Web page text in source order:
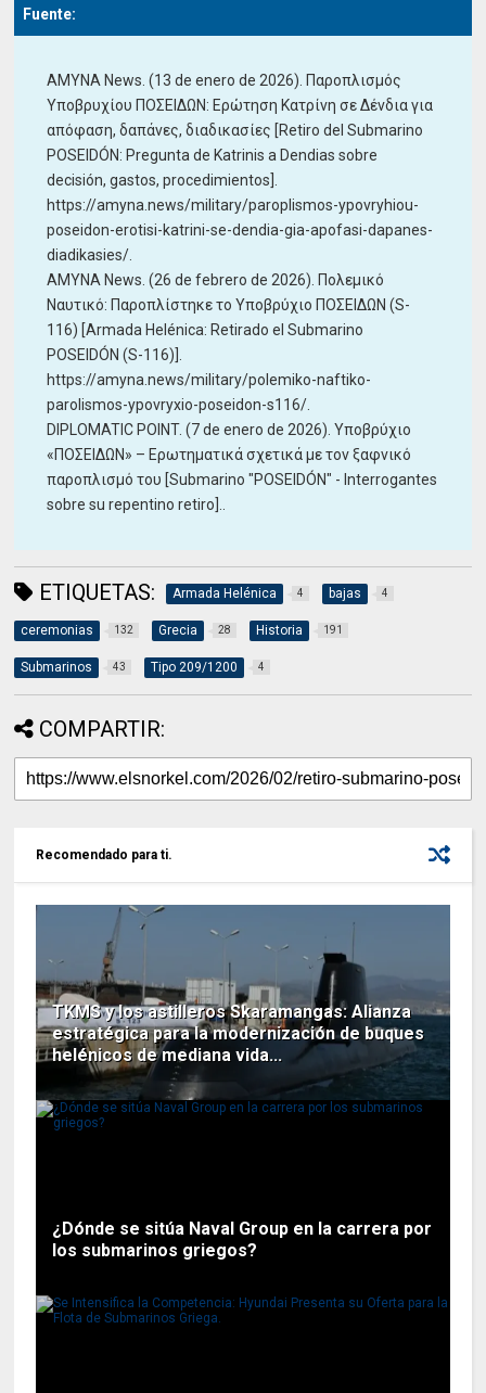
Fuente:
AMYNA News. (13 de enero de 2026). Παροπλισμός
Υποβρυχίου ΠΟΣΕΙΔΩΝ: Ερώτηση Κατρίνη σε Δένδια για
απόφαση, δαπάνες, διαδικασίες [Retiro del Submarino
POSEIDÓN: Pregunta de Katrinis a Dendias sobre
decisión, gastos, procedimientos].
https://amyna.news/military/paroplismos-ypovryhiou-
poseidon-erotisi-katrini-se-dendia-gia-apofasi-dapanes-
diadikasies/.
AMYNA News. (26 de febrero de 2026). Πολεμικό
Ναυτικό: Παροπλίστηκε το Υποβρύχιο ΠΟΣΕΙΔΩΝ (S-
116) [Armada Helénica: Retirado el Submarino
POSEIDÓN (S-116)].
https://amyna.news/military/polemiko-naftiko-
parolismos-ypovryxio-poseidon-s116/.
DIPLOMATIC POINT. (7 de enero de 2026). Υποβρύχιο
«ΠΟΣΕΙΔΩΝ» – Ερωτηματικά σχετικά με τον ξαφνικό
παροπλισμό του [Submarino "POSEIDÓN" - Interrogantes
sobre su repentino retiro]..
ETIQUETAS: Armada Helénica 4 bajas 4
ceremonias 132 Grecia 28 Historia 191
Submarinos 43 Tipo 209/1200 4
COMPARTIR:
Recomendado para ti.
TKMS y los astilleros Skaramangas: Alianza
estratégica para la modernización de buques
helénicos de mediana vida...
¿Dónde se sitúa Naval Group en la carrera por
los submarinos griegos?